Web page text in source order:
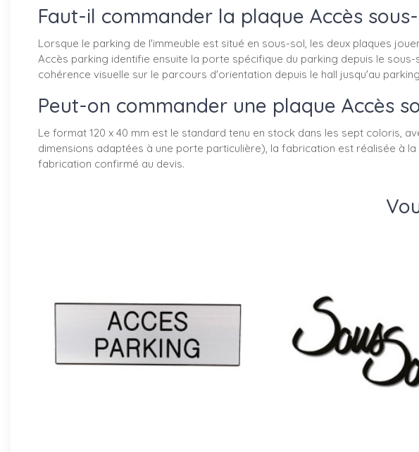
Faut-il commander la plaque Accès
Lorsque le parking de l'immeuble est situé en sous-sol, les deux plaques
Accès parking identifie ensuite la porte spécifique du parking depuis le
cohérence visuelle sur le parcours d'orientation depuis le hall jusqu'au
Peut-on commander une plaque Accès
Le format 120 x 40 mm est le standard tenu en stock dans les sept coloris,
dimensions adaptées à une porte particulière), la fabrication est réalisée à
fabrication confirmé au devis.